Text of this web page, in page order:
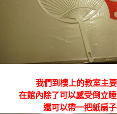
我們到樓上的教室主
在館內除了可以感受倒立
還可以帶一把紙扇子